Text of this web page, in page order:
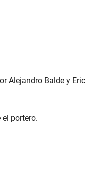
Alejandro Balde y Eric
el portero.